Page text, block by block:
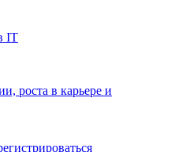
IT
роста в карьере и